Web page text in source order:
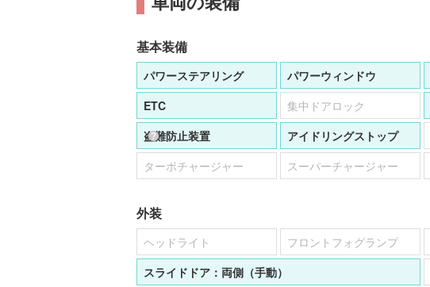
基本装備
パワーステアリング パワーウィンドウ
ETC
集中ドアロック
盗難防止装置
アイドリングストップ
ターボチャージャー
スーパーチャージャー
外装
ヘッドライト フロントフォグランプ
スライドドア： 両側（手動）